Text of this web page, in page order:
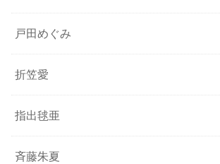
戸田めぐみ
折笠愛
指出毬亜
斉藤朱夏